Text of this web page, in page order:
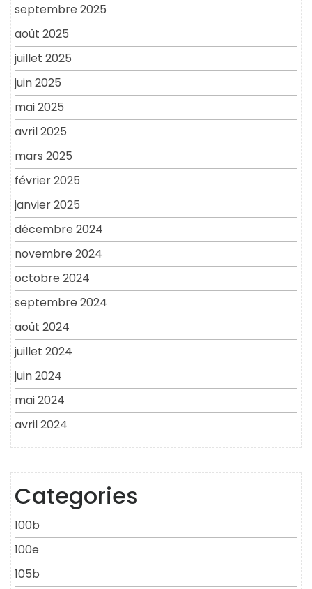
septembre 2025
août 2025
juillet 2025
juin 2025
mai 2025
avril 2025
mars 2025
février 2025
janvier 2025
décembre 2024
novembre 2024
octobre 2024
septembre 2024
août 2024
juillet 2024
juin 2024
mai 2024
avril 2024
Categories
100b
100e
105b